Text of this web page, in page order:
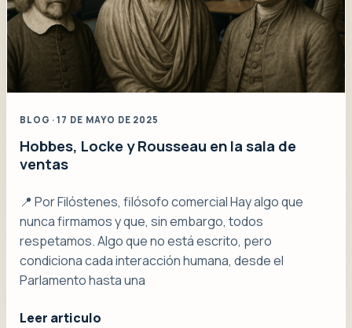
BLOG · 17 DE MAYO DE 2025
Hobbes, Locke y Rousseau en la sala de
ventas
📍 Por Filóstenes, filósofo comercial Hay algo que
nunca firmamos y que, sin embargo, todos
respetamos. Algo que no está escrito, pero
condiciona cada interacción humana, desde el
Parlamento hasta una
Leer articulo